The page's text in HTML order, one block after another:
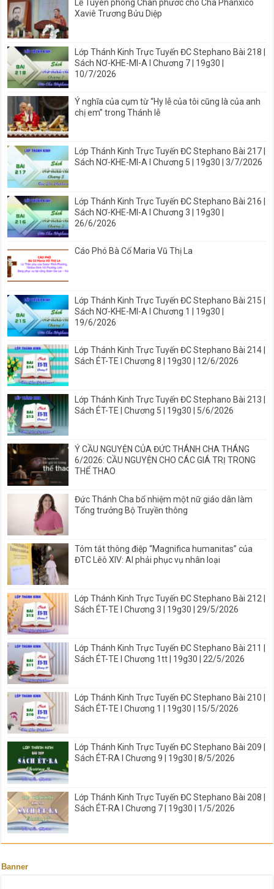
Lễ Tuyên phong Chân phước cho Cha Phanxicô
Xaviê Trương Bửu Diệp
Lớp Thánh Kinh Trực Tuyến ĐC Stephano Bài 218 |
Sách NƠ-KHE-MI-A I Chương 7 | 19g30 |
10/7/2026
Ý nghĩa của cụm từ “Hy lễ của tôi cũng là của anh
chị em” trong Thánh lễ
Lớp Thánh Kinh Trực Tuyến ĐC Stephano Bài 217 |
Sách NƠ-KHE-MI-A I Chương 5 | 19g30 | 3/7/2026
Lớp Thánh Kinh Trực Tuyến ĐC Stephano Bài 216 |
Sách NƠ-KHE-MI-A I Chương 3 | 19g30 |
26/6/2026
Cáo Phó Bà Cố Maria Vũ Thị La
Lớp Thánh Kinh Trực Tuyến ĐC Stephano Bài 215 |
Sách NƠ-KHE-MI-A I Chương 1 | 19g30 |
19/6/2026
Lớp Thánh Kinh Trực Tuyến ĐC Stephano Bài 214 |
Sách ÉT-TE I Chương 8 | 19g30 | 12/6/2026
Lớp Thánh Kinh Trực Tuyến ĐC Stephano Bài 213 |
Sách ÉT-TE | Chương 5 | 19g30 | 5/6/2026
Ý CẦU NGUYỆN CỦA ĐỨC THÁNH CHA THÁNG
6/2026: CẦU NGUYỆN CHO CÁC GIÁ TRỊ TRONG
THỂ THAO
Đức Thánh Cha bổ nhiệm một nữ giáo dân làm
Tổng trưởng Bộ Truyền thông
Tóm tắt thông điệp “Magnifica humanitas” của
ĐTC Lêô XIV: AI phải phục vụ nhân loại
Lớp Thánh Kinh Trực Tuyến ĐC Stephano Bài 212 |
Sách ÉT-TE I Chương 3 | 19g30 | 29/5/2026
Lớp Thánh Kinh Trực Tuyến ĐC Stephano Bài 211 |
Sách ÉT-TE I Chương 1tt | 19g30 | 22/5/2026
Lớp Thánh Kinh Trực Tuyến ĐC Stephano Bài 210 |
Sách ÉT-TE I Chương 1 | 19g30 | 15/5/2026
Lớp Thánh Kinh Trực Tuyến ĐC Stephano Bài 209 |
Sách ÉT-RA I Chương 9 | 19g30 | 8/5/2026
Lớp Thánh Kinh Trực Tuyến ĐC Stephano Bài 208 |
Sách ÉT-RA I Chương 7 | 19g30 | 1/5/2026
Banner